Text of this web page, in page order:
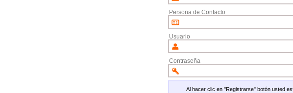
Persona de Contacto
Usuario
Contraseña
Al hacer clic en "Registrarse" botón usted